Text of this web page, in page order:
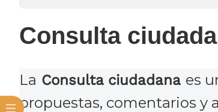
Consulta
La Consulta ciudadana es
propuestas, comentarios y